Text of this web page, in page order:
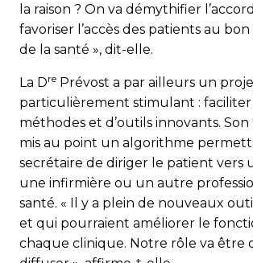
la raison ? On va démythifier
favoriser l’accès des patients au
de la santé », dit-elle.
La Dre Prévost a par ailleurs un
particulièrement stimulant :
méthodes et d’outils innovants.
mis au point un algorithme
secrétaire de diriger le patient vers
une infirmière ou un autre
santé. « Il y a plein de nouveaux
et qui pourraient améliorer le
chaque clinique. Notre rôle va être